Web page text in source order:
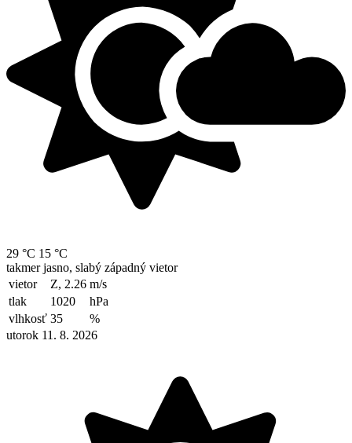
29 °C 15 °C
takmer jasno, slabý západný vietor
vietor
Z, 2.26 m/s
tlak
1020
hPa
vlhkosť 35
%
utorok 11. 8. 2026